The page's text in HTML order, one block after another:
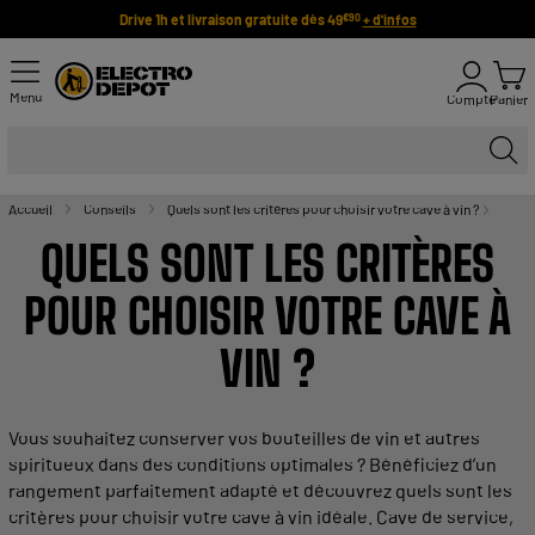
Drive 1h et livraison gratuite dès 49€90 + d'infos
Menu ComptePanier
Accueil Conseils Quels sont les critères pour choisir votre cave à vin ?
QUELS SONT LES CRITÈRES
POUR CHOISIR VOTRE CAVEÀ
VIN ?
Vous souhaitez conservervos bouteilles de vin et autres
spiritueux dans des conditions optimales ? Bénéficiez d’un
rangement parfaitement adapté et découvrez quels sont les
critères pour choisir votre cave à vin idéale. Cave de service,